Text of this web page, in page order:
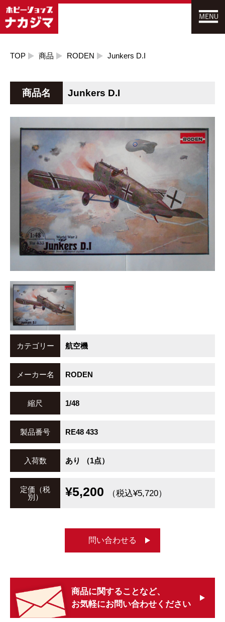
TOP 商品 RODEN Junkers D.I
商品名 Junkers D.I
カテゴリー 航空機
メーカー名 RODEN
縮尺 1/48
製品番号 RE48 433
入荷数 あり （1点）
定価（税
別）
¥5,200 （税込¥5,720）
問い合わせる
商品に関することなど、
お気軽にお問い合わせください